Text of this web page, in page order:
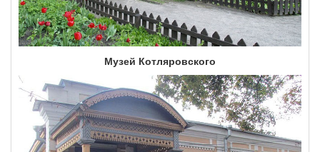
Музей Котляровского